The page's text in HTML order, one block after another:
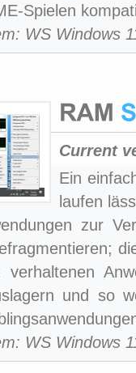
Spielen
WS Windows
Current
Ein
laufen
zur
und so
WS Windows